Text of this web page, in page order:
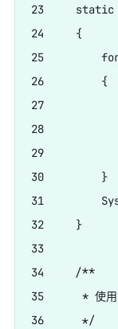
23     static
24     {
25         for
26         {
27
28
29
30         }
31
32     }
33
34     /**
35      * 使用
36      */